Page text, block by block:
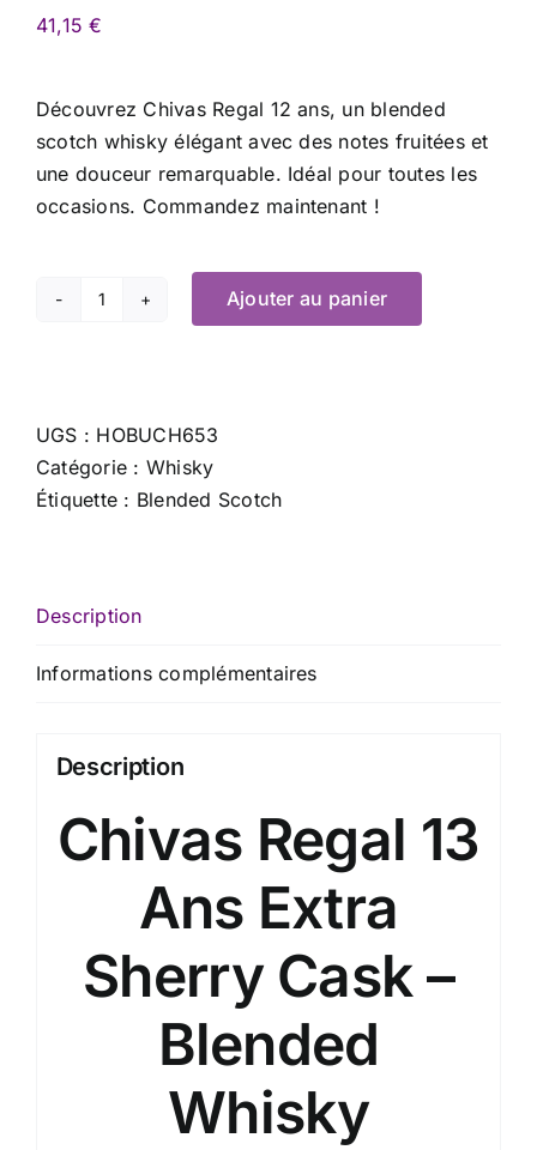
41,15€
Découvrez Chivas Regal 12 ans, un blended
scotch whisky élégant avec des notes fruitées et
une douceur remarquable. Idéal pour toutes les
occasions. Commandez maintenant !
quantité
Extra
-
70
40.0
Ajouter au panier
UGS : HOBUCH653
Catégorie : Whisky
Étiquette : Blended Scotch
Description
Informations complémentaires
Description
Chivas Regal 13
Ans Extra
Sherry Cask –
Blended
Whisky